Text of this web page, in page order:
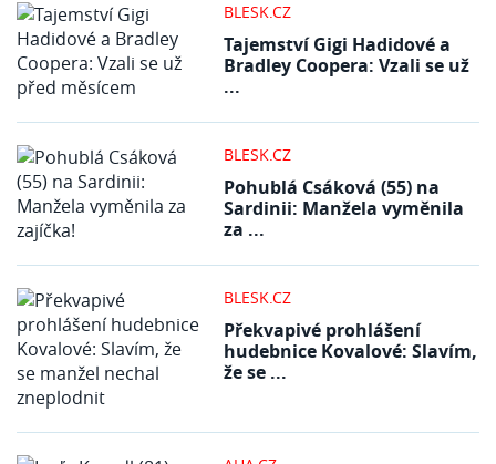
BLESK.CZ
Tajemství Gigi Hadidové a
Bradley Coopera: Vzali se už
...
BLESK.CZ
Pohublá Csáková (55) na
Sardinii: Manžela vyměnila
za ...
BLESK.CZ
Překvapivé prohlášení
hudebnice Kovalové: Slavím,
že se ...